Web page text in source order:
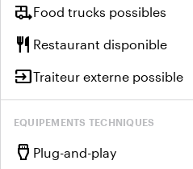
rv_hookupFood trucks possibles
restaurant Restaurant disponible
inputTraiteur externe possible
EQUIPEMENTS TECHNIQUES
settings_input_hdmi Plug-and-play